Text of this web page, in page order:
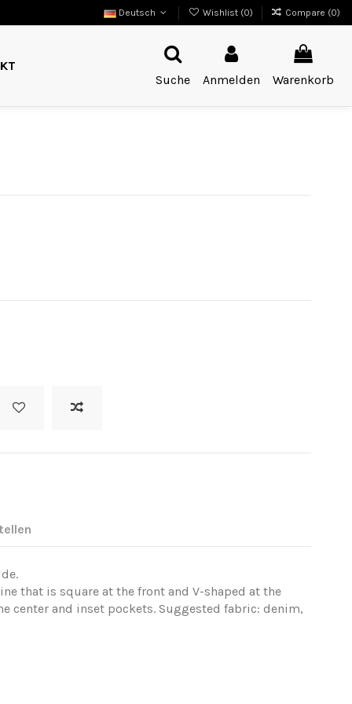
Deutsch Wishlist (0) Compare (0)
Suche
Anmelden Warenkorb
that is square at the front and V-shaped at the
center and inset pockets. Suggested fabric: denim,